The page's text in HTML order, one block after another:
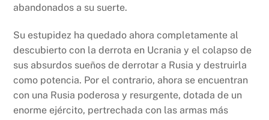
abandonados a su suerte.
Su estupidez ha quedado ahora completamente al
descubierto con la derrota en Ucrania y el colapso de
sus absurdos sueños de derrotar a Rusia y destruirla
como potencia. Por el contrario, ahora se encuentran
con una Rusia poderosa y resurgente, dotada de un
enorme ejército, pertrechada con las armas más